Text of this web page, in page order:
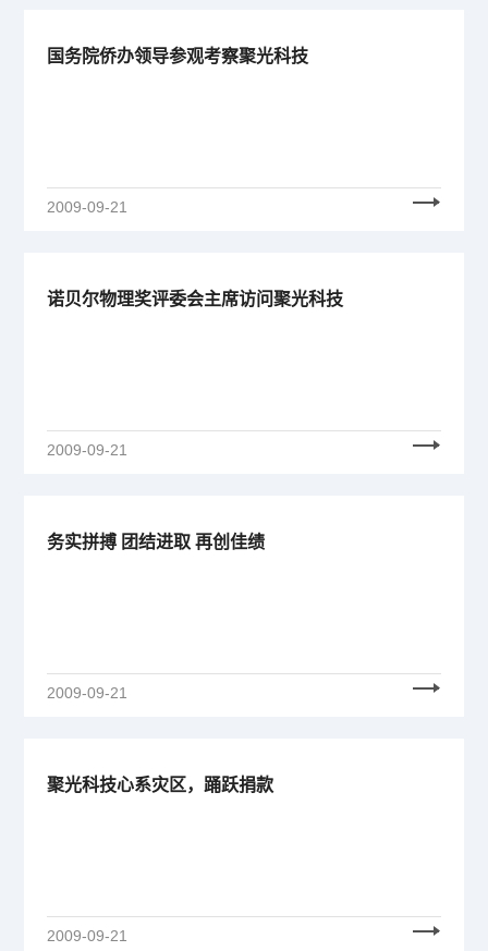
国务院侨办领导参观考察聚光科技
2009-09-21
诺贝尔物理奖评委会主席访问聚光科技
2009-09-21
务实拼搏 团结进取 再创佳绩
2009-09-21
聚光科技心系灾区，踊跃捐款
2009-09-21